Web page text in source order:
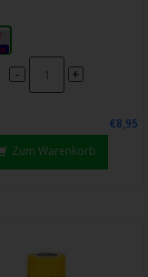
- +
€8,95
Zum Warenkorb